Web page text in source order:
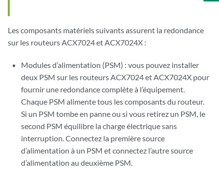
Les composants matériels suivants assurent la redondance
sur les routeurs ACX7024et ACX7024X :
Modules d’alimentation (PSM) : vous pouvez installer
deux PSM sur les routeurs ACX7024 etACX7024X pour
fournir une redondance complète à l’équipement.
Chaque PSM alimente tous les composants du routeur.
Si un PSM tombe en panne ou si vous retirez un PSM, le
second PSM équilibre la charge électrique sans
interruption. Connectez la première source
d’alimentation à un PSM et connectez l’autre source
d’alimentation au deuxième PSM.